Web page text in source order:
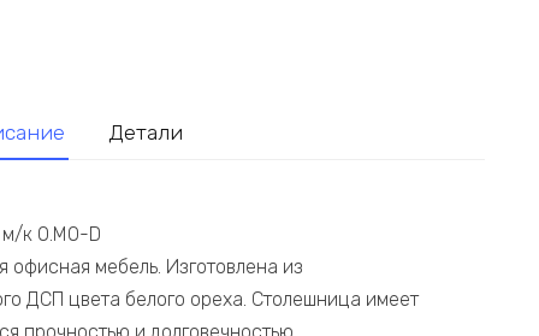
Детали
к O.MO-D
офисная мебель. Изготовлена из
ДСП цвета белого ореха. Столешница имеет